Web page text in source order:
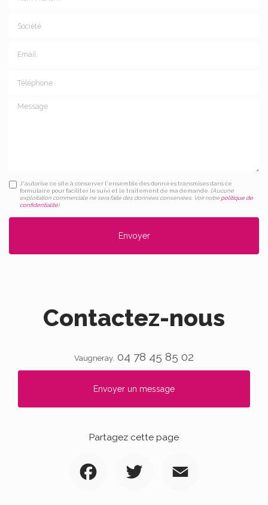
Message
J'autorise ce site à conserver l'ensemble des données transmises dans ce
formulaire pour faciliter le suivi et le traitement de ma demande. (Aucune
exploitation commerciale ne sera faite des données conservées. Voir notre politique de
confidentialité)
Contactez-nous
Vaugneray. 04 78 45 85 02
Envoyer un message
Partagez cette page